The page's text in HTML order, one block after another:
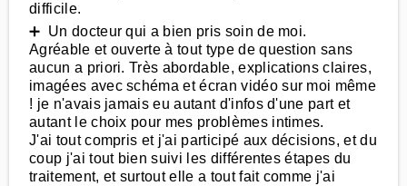
difficile.
➕ Un docteur qui a bien pris soin de moi.
Agréable et ouverte à tout type de question sans
aucun a priori. Très abordable, explications claires,
imagées avec schéma et écran vidéo sur moi même
! je n'avais jamais eu autant d'infos d'une part et
autant le choix pour mes problèmes intimes.
J'ai tout compris et j'ai participé aux décisions, et du
coup j'ai tout bien suivi les différentes étapes du
traitement, et surtout elle a tout fait comme j'ai